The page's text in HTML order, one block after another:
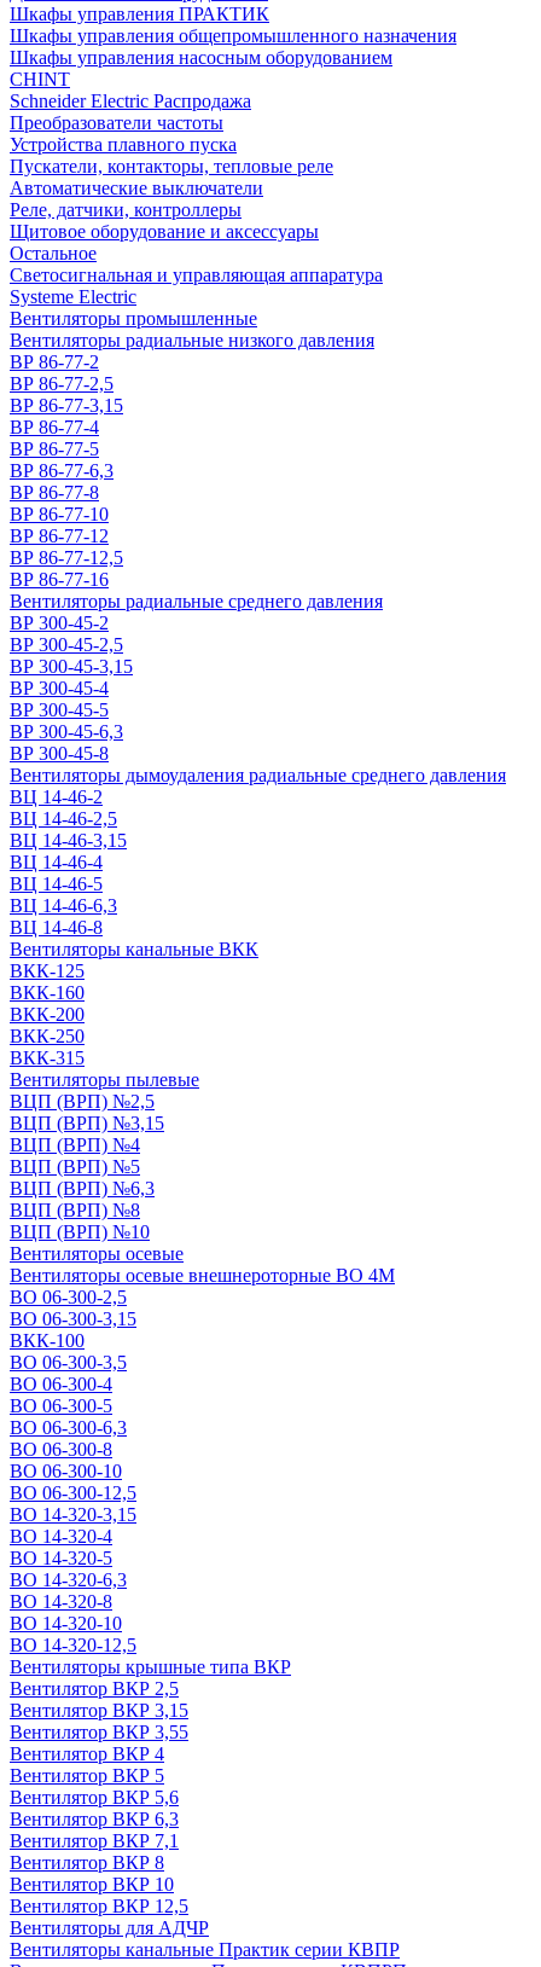
Шкафы управления ПРАКТИК
Шкафы управления общепромышленного назначения
Шкафы управления насосным оборудованием
CHINT
Schneider Electric Распродажа
Преобразователи частоты
Устройства плавного пуска
Пускатели, контакторы, тепловые реле
Автоматические выключатели
Реле, датчики, контроллеры
Щитовое оборудование и аксессуары
Остальное
Светосигнальная и управляющая аппаратура
Systeme Electric
Вентиляторы промышленные
Вентиляторы радиальные низкого давления
ВР 86-77-2
ВР 86-77-2,5
ВР 86-77-3,15
ВР 86-77-4
ВР 86-77-5
ВР 86-77-6,3
ВР 86-77-8
ВР 86-77-10
ВР 86-77-12
ВР 86-77-12,5
ВР 86-77-16
Вентиляторы радиальные среднего давления
ВР 300-45-2
ВР 300-45-2,5
ВР 300-45-3,15
ВР 300-45-4
ВР 300-45-5
ВР 300-45-6,3
ВР 300-45-8
Вентиляторы дымоудаления радиальные среднего давления
ВЦ 14-46-2
ВЦ 14-46-2,5
ВЦ 14-46-3,15
ВЦ 14-46-4
ВЦ 14-46-5
ВЦ 14-46-6,3
ВЦ 14-46-8
Вентиляторы канальные ВКК
ВКК-125
ВКК-160
ВКК-200
ВКК-250
ВКК-315
Вентиляторы пылевые
ВЦП (ВРП) №2,5
ВЦП (ВРП) №3,15
ВЦП (ВРП) №4
ВЦП (ВРП) №5
ВЦП (ВРП) №6,3
ВЦП (ВРП) №8
ВЦП (ВРП) №10
Вентиляторы осевые
Вентиляторы осевые внешнероторные ВО 4М
ВО 06-300-2,5
ВО 06-300-3,15
ВКК-100
ВО 06-300-3,5
ВО 06-300-4
ВО 06-300-5
ВО 06-300-6,3
ВО 06-300-8
ВО 06-300-10
ВО 06-300-12,5
ВО 14-320-3,15
ВО 14-320-4
ВО 14-320-5
ВО 14-320-6,3
ВО 14-320-8
ВО 14-320-10
ВО 14-320-12,5
Вентиляторы крышные типа ВКР
Вентилятор ВКР 2,5
Вентилятор ВКР 3,15
Вентилятор ВКР 3,55
Вентилятор ВКР 4
Вентилятор ВКР 5
Вентилятор ВКР 5,6
Вентилятор ВКР 6,3
Вентилятор ВКР 7,1
Вентилятор ВКР 8
Вентилятор ВКР 10
Вентилятор ВКР 12,5
Вентиляторы для АДЧР
Вентиляторы канальные Практик серии КВПР